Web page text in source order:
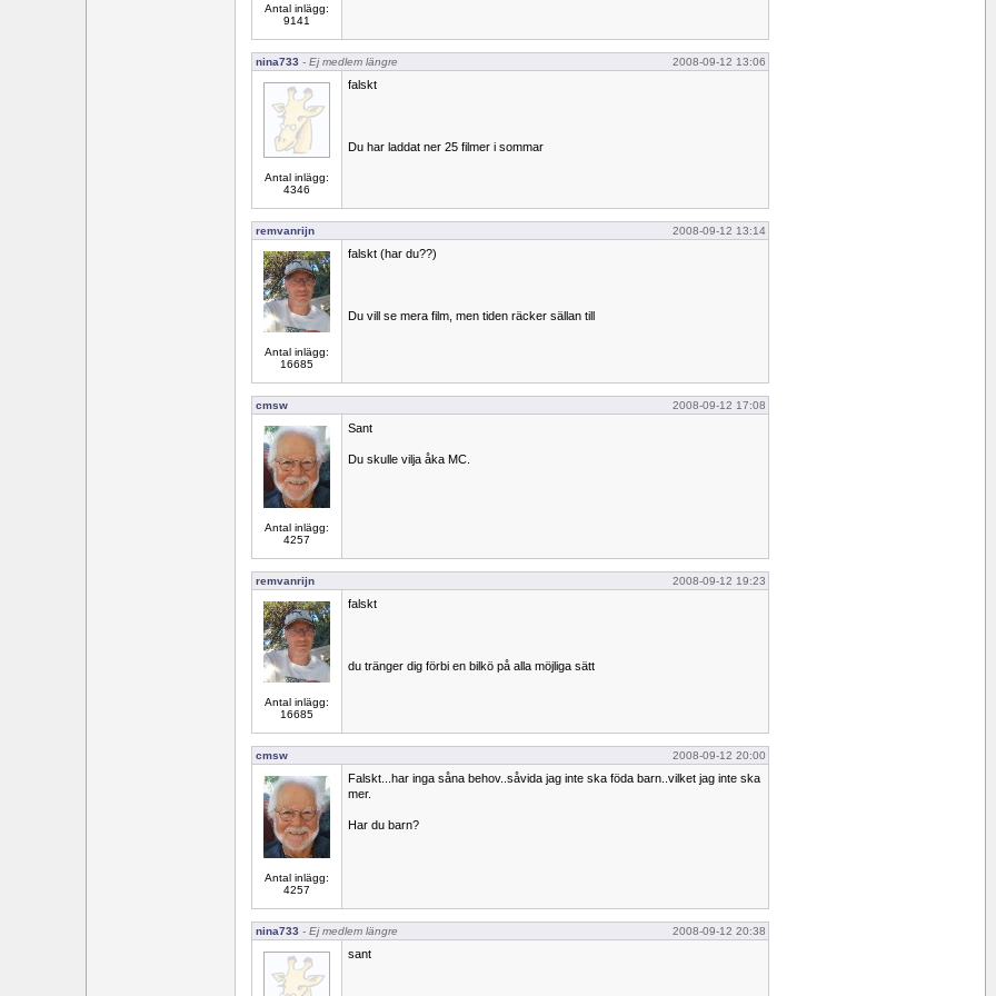
Antal inlägg:
9141
nina733 - Ej medlem längre 2008-09-12 13:06
Antal inlägg:
4346
falskt
Du har laddat ner 25 filmer i sommar
remvanrijn 2008-09-12 13:14
Antal inlägg:
16685
falskt (har du??)
Du vill se mera film, men tiden räcker sällan till
cmsw 2008-09-12 17:08
Antal inlägg:
4257
Sant
Du skulle vilja åka MC.
remvanrijn 2008-09-12 19:23
Antal inlägg:
16685
falskt
du tränger dig förbi en bilkö på alla möjliga sätt
cmsw 2008-09-12 20:00
Antal inlägg:
4257
Falskt...har inga såna behov..såvida jag inte ska föda barn..vilket jag inte ska
mer.
Har du barn?
nina733 - Ej medlem längre 2008-09-12 20:38
sant